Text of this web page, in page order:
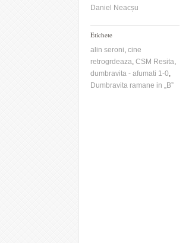
Daniel Neacșu
Etichete
alin seroni, cine
retrogrdeaza, CSM Resita,
dumbravita - afumati 1-0,
Dumbravita ramane in „B”